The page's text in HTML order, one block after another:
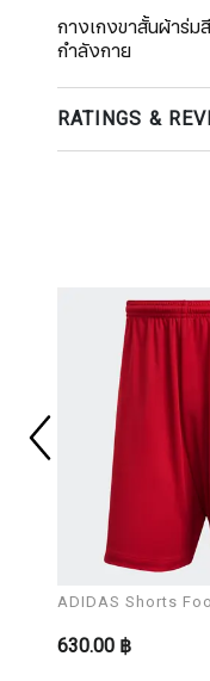
กางเกงขาสั้นผ้าร่ม
กำลังกาย
RATINGS &
ADIDAS Shorts
630.00 ฿